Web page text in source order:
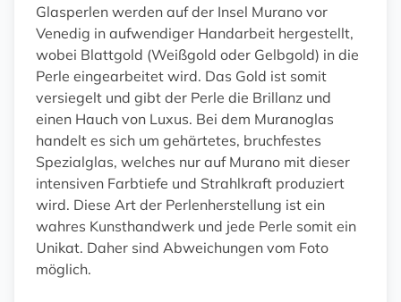
Glasperlen werden auf der Insel Murano vor
Venedig in aufwendiger Handarbeit hergestellt,
wobei Blattgold (Weißgold oder Gelbgold) in die
Perle eingearbeitet wird. Das Gold ist somit
versiegelt und gibt der Perle die Brillanz und
einen Hauch von Luxus. Bei dem Muranoglas
handelt es sich um gehärtetes, bruchfestes
Spezialglas, welches nur auf Murano mit dieser
intensiven Farbtiefe und Strahlkraft produziert
wird. Diese Art der Perlenherstellung ist ein
wahres Kunsthandwerk und jede Perle somit ein
Unikat. Daher sind Abweichungen vom Foto
möglich.